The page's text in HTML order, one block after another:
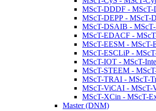
MScT-DDDF - MScT-
MScT-DEPP - MScT-
MScT-DSAIB - MScT-
MScT-EDACF -
MScT-EESM - MScT-
MScT-ESCLiP -
MScT-IOT - MScT-
MScT-STEEM -
MScT-TRAI - MScT-
MScT-ViCAI - MScT-
MScT-XCin - MScT-
Master (DNM)